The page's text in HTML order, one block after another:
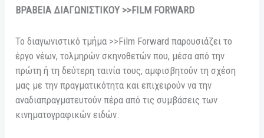
ΒΡΑΒΕΙΑ ΔΙΑΓΩΝΙΣΤΙΚΟΥ >>FILM FORWARD
Το διαγωνιστικό τμήμα >>Film Forward παρουσιάζει το
έργο νέων, τολμηρών σκηνοθετών που, μέσα από την
πρώτη ή τη δεύτερη ταινία τους, αμφισβητούν τη σχέση
μας με την πραγματικότητα και επιχειρούν να την
αναδιαπραγματευτούν πέρα από τις συμβάσεις των
κινηματογραφικών ειδών.